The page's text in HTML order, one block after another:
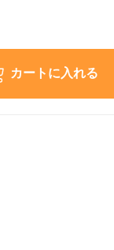
カートに入れる